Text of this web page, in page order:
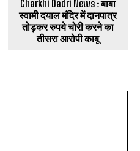
Charkhi Dadri News : बाबा
स्वामी दयाल मंदिर में दानपात्र
तोड़कर रुपये चोरी करने का
तीसरा आरोपी काबू